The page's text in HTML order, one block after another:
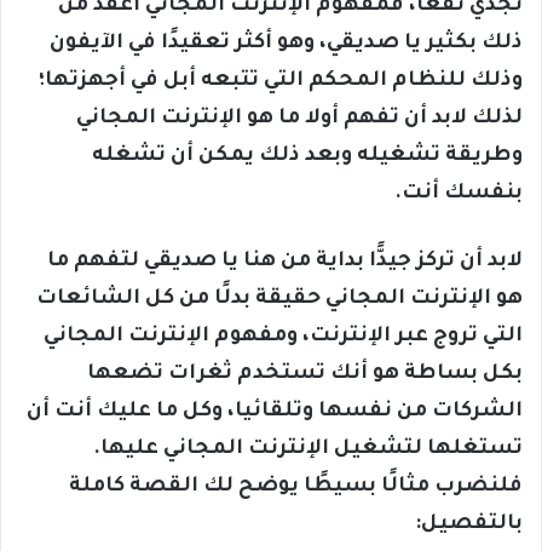
تجدي نفعًا، فمفهوم الإنترنت المجاني أعقد من
ذلك بكثير يا صديقي، وهو أكثر تعقيدًا في الآيفون
وذلك للنظام المحكم التي تتبعه أبل في أجهزتها؛
لذلك لابد أن تفهم أولا ما هو الإنترنت المجاني
وطريقة تشغيله وبعد ذلك يمكن أن تشغله
بنفسك أنت.
لابد أن تركز جيدًّا بداية من هنا يا صديقي لتفهم ما
هو الإنترنت المجاني حقيقة بدلًا من كل الشائعات
التي تروج عبر الإنترنت، ومفهوم الإنترنت المجاني
بكل بساطة هو أنك تستخدم ثغرات تضعها
الشركات من نفسها وتلقائيا، وكل ما عليك أنت أن
تستغلها لتشغيل الإنترنت المجاني عليها.
فلنضرب مثالًا بسيطًا يوضح لك القصة كاملة
بالتفصيل: